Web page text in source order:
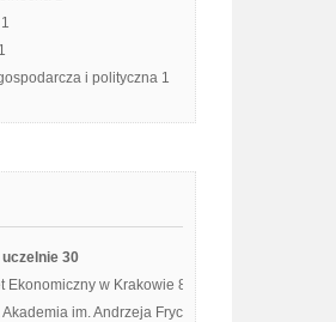
1
1
i polityczna 1
wizualnej i kulturalnej
30
Ekonomiczny w Krakowie 8
Akademia im. Andrzeja Frycza Modrzewskiego w